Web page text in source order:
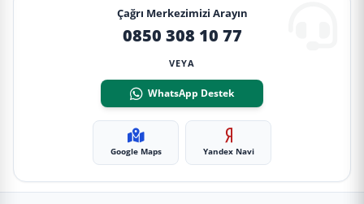
Çağrı Merkezimizi Arayın
0850 308 10 77
VEYA
WhatsApp Destek
Google Maps Yandex Navi